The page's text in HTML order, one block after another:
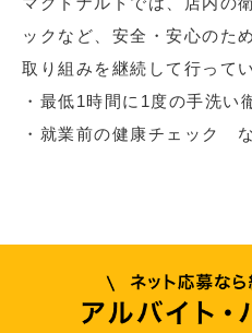
ックなど、安全・安心のた
取り組みを継続して行って
・最低1時間に1度の手洗い
・就業前の健康チェック